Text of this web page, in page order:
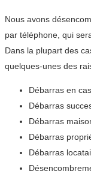
Nous avons
par téléphone, qui
Dans la plupart des
quelques-unes des
Débarras en
Débarras
Débarras
Débarras
Débarras